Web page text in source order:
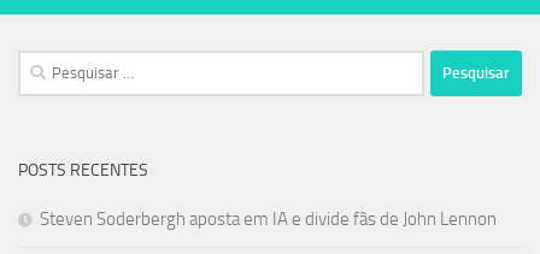
Pesquisar
por:
POSTS RECENTES
Steven Soderbergh aposta em IA e divide fãs de John Lennon